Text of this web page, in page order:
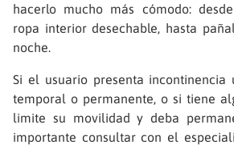
hacerlo mucho más cómodo:
ropa interior desechable, hasta
noche.
Si el usuario presenta incontinencia
temporal o permanente, o si tiene
limite su movilidad y deba
importante consultar con el